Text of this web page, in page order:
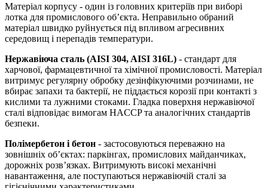
Матеріал корпусу - один із головних критеріїв при виборі
лотка для промислового об’єкта. Неправильно обраний
матеріал швидко руйнується під впливом агресивних
середовищ і перепадів температури.
Нержавіюча сталь (AISI 304, AISI 316L) - стандарт для
харчової, фармацевтичної та хімічної промисловості. Матеріал
витримує регулярну обробку дезінфікуючими розчинами, не
вбирає запахи та бактерії, не піддається корозії при контакті з
кислими та лужними стоками. Гладка поверхня нержавіючої
сталі відповідає вимогам HACCP та аналогічних стандартів
безпеки.
Полімербетон і бетон - застосовуються переважно на
зовнішніх об’єктах: паркінгах, промислових майданчиках,
дорожніх розв’язках. Витримують високі механічні
навантаження, але поступаються нержавіючій сталі за